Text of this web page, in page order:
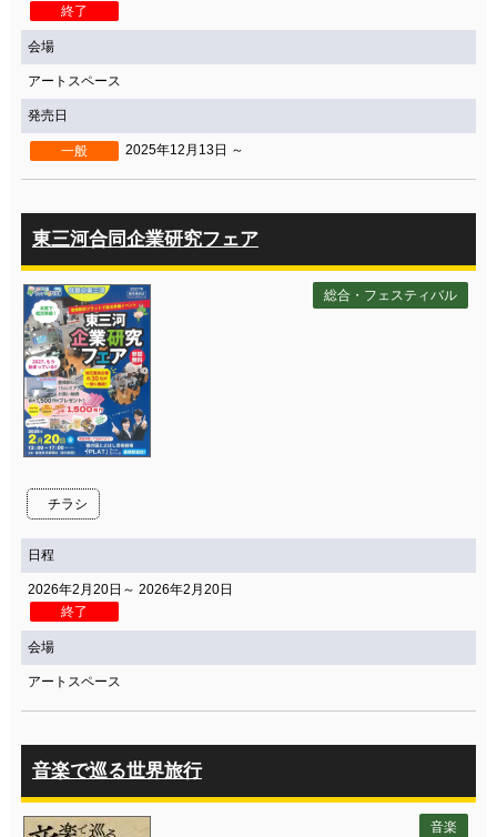
終了
会場
アートスペース
発売日
一般 2025年12月13日 ～
東三河合同企業研究フェア
チラシ
総合・フェスティバル
日程
2026年2月20日～ 2026年2月20日
終了
会場
アートスペース
音楽で巡る世界旅行
音楽